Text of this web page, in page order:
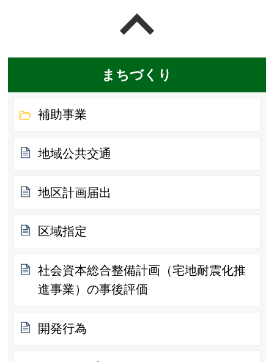
まちづくり
補助事業
地域公共交通
地区計画届出
区域指定
社会資本総合整備計画（宅地耐震化推
進事業）の事後評価
開発行為